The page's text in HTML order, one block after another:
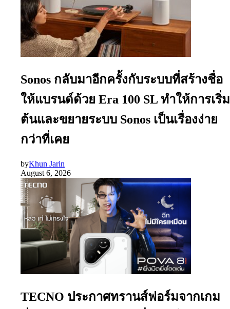
Sonos กลับมาอีกครั้งกับระบบที่สร้างชื่อ
ให้แบรนด์ด้วย Era 100 SL ทำให้การเริ่ม
ต้นและขยายระบบ Sonos เป็นเรื่องง่าย
กว่าที่เคย
byKhun Jarin
August 6, 2026
TECNO ประกาศทรานส์ฟอร์มจากเกม